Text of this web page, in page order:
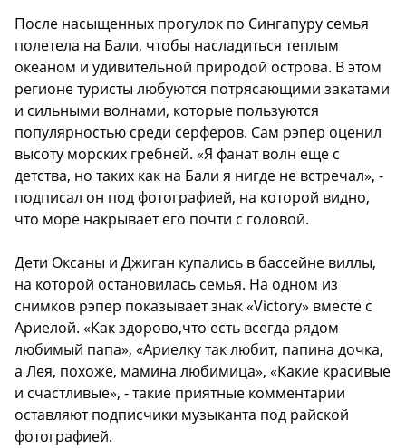
После насыщенных прогулок по Сингапуру семья
полетела на Бали, чтобы насладиться теплым
океаном и удивительной природой острова. В этом
регионе туристы любуются потрясающими закатами
и сильными волнами, которые пользуются
популярностью среди серферов. Сам рэпер оценил
высоту морских гребней. «Я фанат волн еще с
детства, но таких как на Бали я нигде не встречал», -
подписал он под фотографией, на которой видно,
что море накрывает его почти с головой.
Дети Оксаны и Джиган купались в бассейне виллы,
на которой остановилась семья. На одном из
снимков рэпер показывает знак «Victory» вместе с
Ариелой. «Как здорово,что есть всегда рядом
любимый папа», «Ариелку так любит, папина дочка,
а Лея, похоже, мамина любимица», «Какие красивые
и счастливые», - такие приятные комментарии
оставляют подписчики музыканта под райской
фотографией.